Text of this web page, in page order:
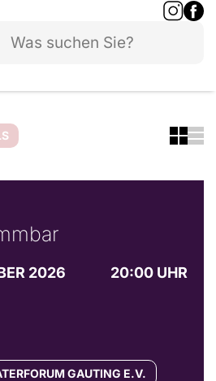
2026
20:00 UHR
GAUTING E.V.